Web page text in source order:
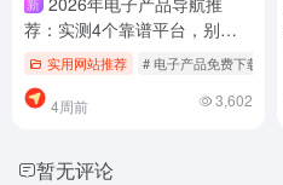
新
荐：实测4个靠谱平台，别再
乱找了实用网站推荐 # 电子产品免费下载
4周前 3,602
暂无评论